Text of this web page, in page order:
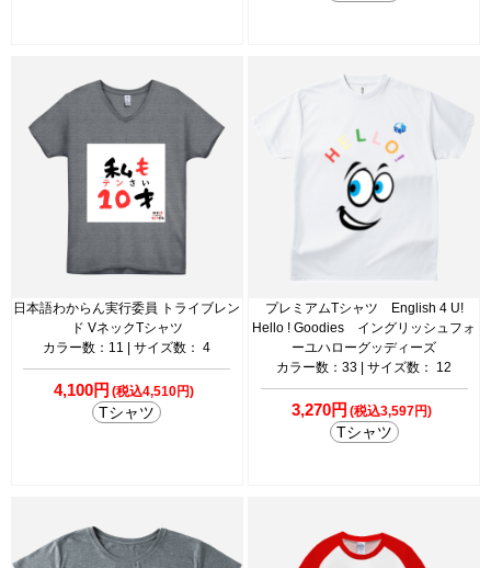
日本語わからん実行委員 トライブレン
ド VネックTシャツ
カラー数：11 | サイズ数： 4
4,100円 (税込4,510円)
Tシャツ
プレミアムTシャツ English 4 U!
Hello ! Goodies イングリッシュフォ
ーユハローグッディーズ
カラー数：33 | サイズ数： 12
3,270円 (税込3,597円)
Tシャツ